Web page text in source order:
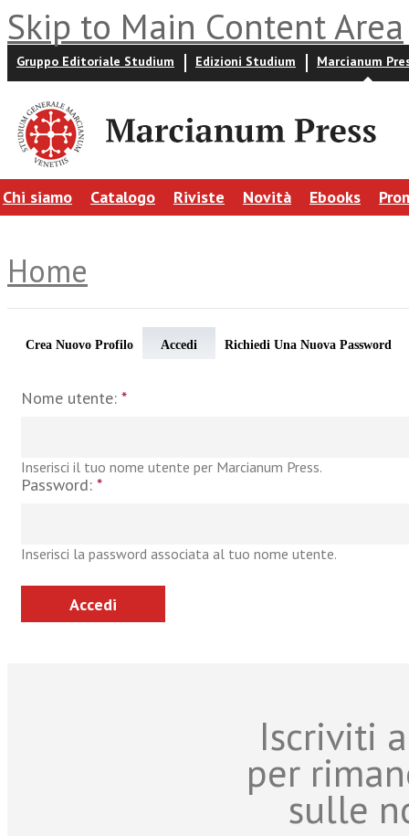
Skip to Main Content Area
Gruppo Editoriale Studium Edizioni Studium Marcianum
Chi siamo Catalogo Riviste Novità Ebooks
Home
Crea Nuovo Profilo Accedi Richiedi Una Nuova Password
Nome utente: *
Inserisci il tuo nome utente per Marcianum Press.
Password: *
Inserisci la password associata al tuo nome utente.
Iscriviti
per
sulle